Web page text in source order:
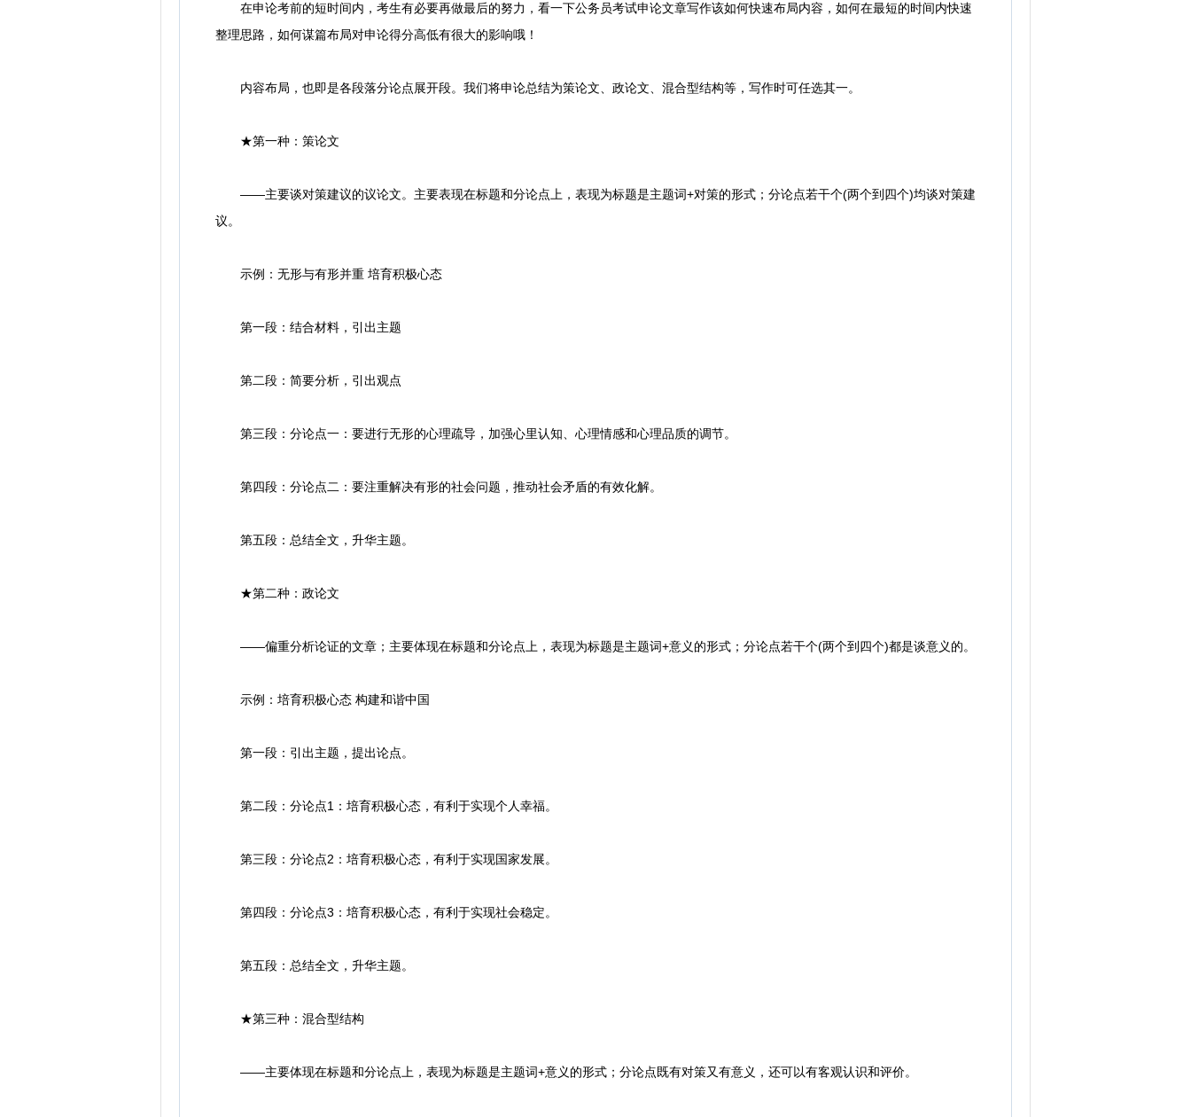
在申论考前的短时间内，考生有必要再做最后的努力，看一下公务员考试申论文章写作该如何快速布局内容，如何在最短的时间内快速
整理思路，如何谋篇布局对申论得分高低有很大的影响哦！
内容布局，也即是各段落分论点展开段。我们将申论总结为策论文、政论文、混合型结构等，写作时可任选其一。
★第一种：策论文
——主要谈对策建议的议论文。主要表现在标题和分论点上，表现为标题是主题词+对策的形式；分论点若干个(两个到四个)均谈对策建
议。
示例：无形与有形并重 培育积极心态
第一段：结合材料，引出主题
第二段：简要分析，引出观点
第三段：分论点一：要进行无形的心理疏导，加强心里认知、心理情感和心理品质的调节。
第四段：分论点二：要注重解决有形的社会问题，推动社会矛盾的有效化解。
第五段：总结全文，升华主题。
★第二种：政论文
——偏重分析论证的文章；主要体现在标题和分论点上，表现为标题是主题词+意义的形式；分论点若干个(两个到四个)都是谈意义的。
示例：培育积极心态 构建和谐中国
第一段：引出主题，提出论点。
第二段：分论点1：培育积极心态，有利于实现个人幸福。
第三段：分论点2：培育积极心态，有利于实现国家发展。
第四段：分论点3：培育积极心态，有利于实现社会稳定。
第五段：总结全文，升华主题。
★第三种：混合型结构
——主要体现在标题和分论点上，表现为标题是主题词+意义的形式；分论点既有对策又有意义，还可以有客观认识和评价。